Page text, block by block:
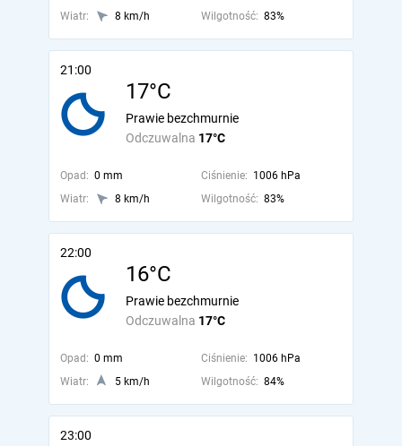
Wiatr:
8 km/h Wilgotność: 83%
21:00
17°C
Odczuwalna 17°C
Prawie bezchmurnie
Opad: 0 mm Ciśnienie: 1006 hPa
Wiatr:
8 km/h Wilgotność: 83%
22:00
16°C
Odczuwalna 17°C
Prawie bezchmurnie
Opad: 0 mm Ciśnienie: 1006 hPa
Wiatr:
5 km/h Wilgotność: 84%
23:00